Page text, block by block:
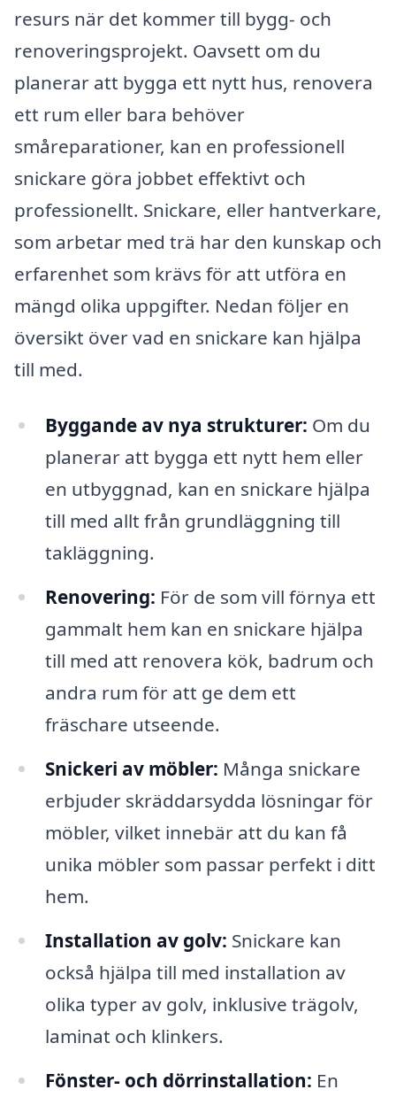
resurs när det kommer till bygg- och
renoveringsprojekt. Oavsett om du
planerar att bygga ett nytt hus, renovera
ett rum eller bara behöver
småreparationer, kan en professionell
snickare göra jobbet effektivt och
professionellt. Snickare, eller hantverkare,
som arbetar med trä har den kunskap och
erfarenhet som krävs för att utföra en
mängd olika uppgifter. Nedan följer en
översikt över vad en snickare kan hjälpa
till med.
Byggande av nya strukturer: Om du
planerar att bygga ett nytt hem eller
en utbyggnad, kan en snickare hjälpa
till med allt från grundläggning till
takläggning.
Renovering: För de som vill förnya ett
gammalt hem kan en snickare hjälpa
till med att renovera kök, badrum och
andra rum för att ge dem ett
fräschare utseende.
Snickeri av möbler: Många snickare
erbjuder skräddarsydda lösningar för
möbler, vilket innebär att du kan få
unika möbler som passar perfekt i ditt
hem.
Installation av golv: Snickare kan
också hjälpa till med installation av
olika typer av golv, inklusive trägolv,
laminat och klinkers.
Fönster- och dörrinstallation: En